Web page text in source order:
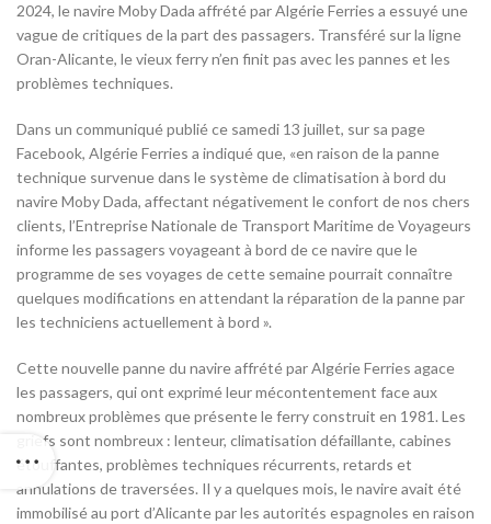
2024, le navire Moby Dada affrété par Algérie Ferries a essuyé une
vague de critiques de la part des passagers. Transféré sur la ligne
Oran-Alicante, le vieux ferry n’en finit pas avec les pannes et les
problèmes techniques.
Dans un communiqué publié ce samedi 13 juillet, sur sa page
Facebook, Algérie Ferries a indiqué que, «en raison de la panne
technique survenue dans le système de climatisation à bord du
navire Moby Dada, affectant négativement le confort de nos chers
clients, l’Entreprise Nationale de Transport Maritime de Voyageurs
informe les passagers voyageant à bord de ce navire que le
programme de ses voyages de cette semaine pourrait connaître
quelques modifications en attendant la réparation de la panne par
les techniciens actuellement à bord ».
Cette nouvelle panne du navire affrété par Algérie Ferries agace
les passagers, qui ont exprimé leur mécontentement face aux
nombreux problèmes que présente le ferry construit en 1981. Les
griefs sont nombreux : lenteur, climatisation défaillante, cabines
étouffantes, problèmes techniques récurrents, retards et
annulations de traversées. Il y a quelques mois, le navire avait été
immobilisé au port d’Alicante par les autorités espagnoles en raison